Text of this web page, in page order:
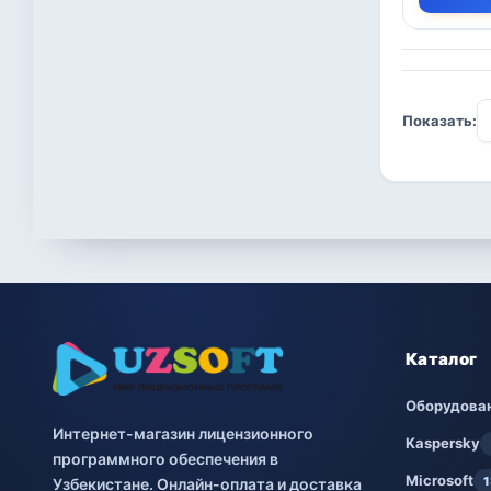
Показать:
Интернет-магазин лицензионного
программного обеспечения в
Узбекистане. Онлайн-оплата и доставка
Каталог
Kaspersky
Microsoft